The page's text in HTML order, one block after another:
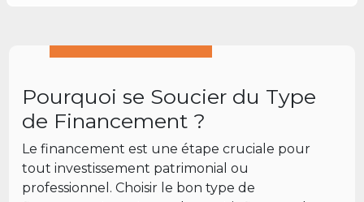
Pourquoi se Soucier du Type
de Financement ?
Le financement est une étape cruciale pour
tout investissement patrimonial ou
professionnel. Choisir le bon type de